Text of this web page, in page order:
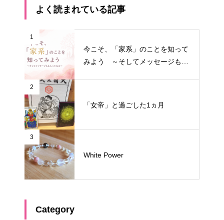
よく読まれている記事
1
今こそ、「家系」のことを知って
みよう ～そしてメッセージもも
2
「女帝」と過ごした1ヵ月
3
White Power
Category